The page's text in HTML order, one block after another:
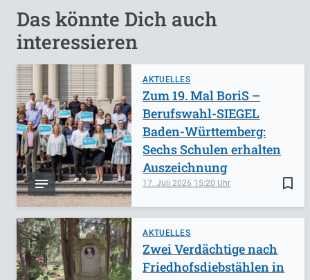
Das könnte Dich auch
interessieren
AKTUELLES
bookmark_border
17. Juli 2026 15:20
Zum 19. Mal BoriS –
Berufswahl-SIEGEL
Baden-Württemberg:
Sechs Schulen erhalten
Auszeichnung
AKTUELLES
Zwei Verdächtige nach
Friedhofsdiebstählen in